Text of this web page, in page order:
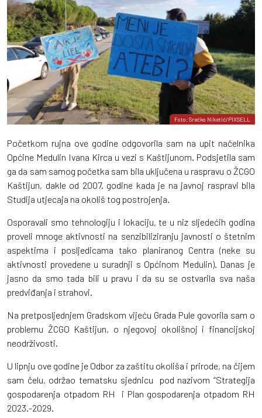
Foto: Srećko Niketić/PIXSELL
Početkom rujna ove godine odgovorila sam na upit načelnika
Općine Medulin Ivana Kirca u vezi s Kaštijunom. Podsjetila sam
ga da sam samog početka sam bila uključena u raspravu o ŽCGO
Kaštijun, dakle od 2007. godine kada je na javnoj raspravi bila
Studija utjecaja na okoliš tog postrojenja.
Osporavali smo tehnologiju i lokaciju, te u niz sljedećih godina
proveli mnoge aktivnosti na senzibiliziranju javnosti o štetnim
aspektima i posljedicama tako planiranog Centra (neke su
aktivnosti provedene u suradnji s Općinom Medulin). Danas je
jasno da smo tada bili u pravu i da su se ostvarila sva naša
predviđanja i strahovi.
Na pretposljednjem Gradskom vijeću Grada Pule govorila sam o
problemu ŽCGO Kaštijun, o njegovoj okolišnoj i financijskoj
neodrživosti.
U lipnju ove godine je Odbor za zaštitu okoliša i prirode, na čijem
sam čelu, održao tematsku sjednicu pod nazivom “Strategija
gospodarenja otpadom RH i Plan gospodarenja otpadom RH
2023.-2029.